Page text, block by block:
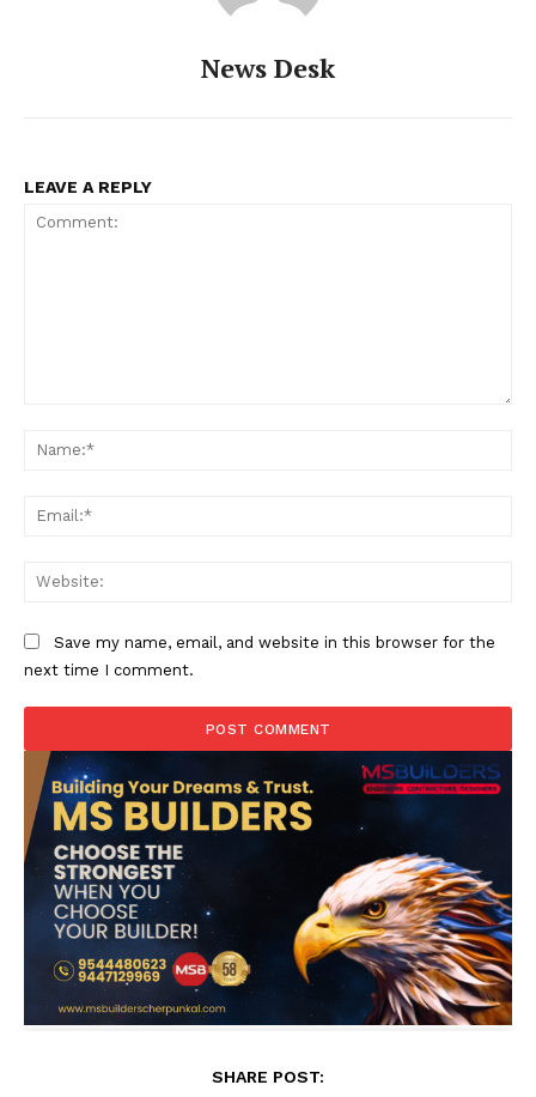
News Desk
LEAVE A REPLY
Save my name, email, and website in this browser for the
next time I comment.
SHARE POST: